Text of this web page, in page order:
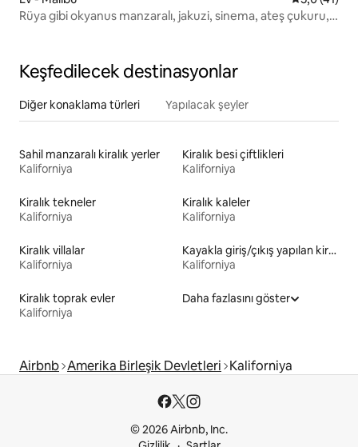
Rüya gibi okyanus manzaralı, jakuzi, sinema, ateş çukuru,
Keşfedilecek destinasyonlar
Diğer konaklama türleri Yapılacak şeyler
Sahil manzaralı kiralık yerler
Kaliforniya
Kiralık besi çiftlikleri
Kaliforniya
Kiralık tekneler
Kaliforniya
Kiralık kaleler
Kaliforniya
Kiralık villalar
Kaliforniya
Kayakla giriş/çıkış yapılan kiralık yerler
Kaliforniya
Kiralık toprak evler
Kaliforniya
Daha fazlasını göster
Airbnb Amerika Birleşik Devletleri Kaliforniya
© 2026 Airbnb, Inc.